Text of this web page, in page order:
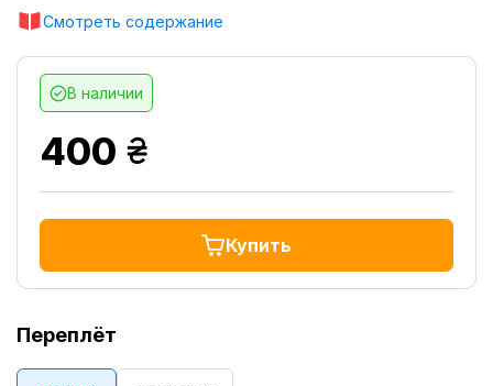
Смотреть содержание
В наличии
400 грн.
Купить
Переплёт